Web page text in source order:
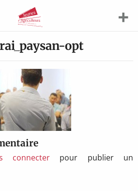
opt
connecter pour publier un